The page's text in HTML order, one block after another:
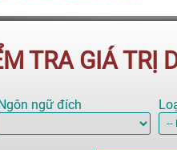
TRA GIÁ TRỊ
Ngôn ngữ đích